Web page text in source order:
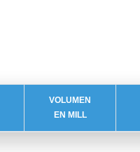
VOLUMEN
EN MILL